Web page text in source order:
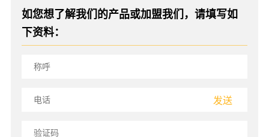
如您想了解我们的产品或加盟我们，请填写如
下资料：
发送